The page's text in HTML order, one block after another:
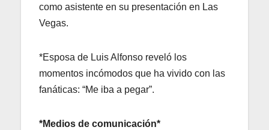
como asistente en su presentación en Las
Vegas.
*Esposa de Luis Alfonso reveló los
momentos incómodos que ha vivido con las
fanáticas: “Me iba a pegar”.
*Medios de comunicación*